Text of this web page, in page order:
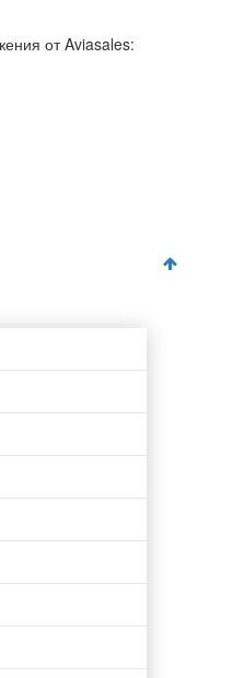
от Aviasales: